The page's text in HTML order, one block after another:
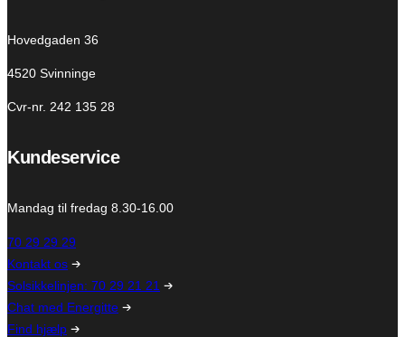
Hovedgaden 36
4520 Svinninge
Cvr-nr. 242 135 28
Kundeservice
Mandag til fredag 8.30-16.00
70 29 29 29
Kontakt os
Solsikkelinjen: 70 29 21 21
Chat med Energitte
Find hjælp